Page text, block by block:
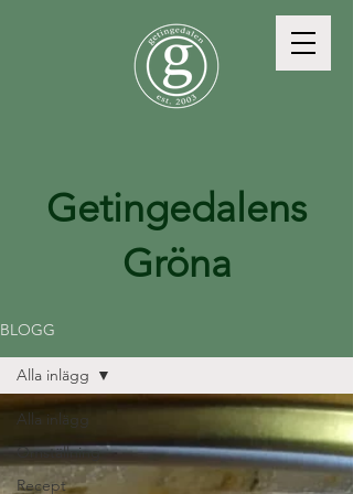
Getingedalens
Gröna
BLOGG
Alla inlägg
Omställning
Recept
Alla inlägg